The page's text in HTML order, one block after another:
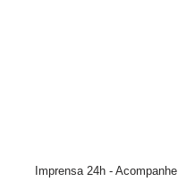
Imprensa 24h -